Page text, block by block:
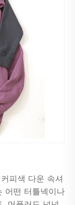
피색 다운 속셔
어떤 터틀넥이나